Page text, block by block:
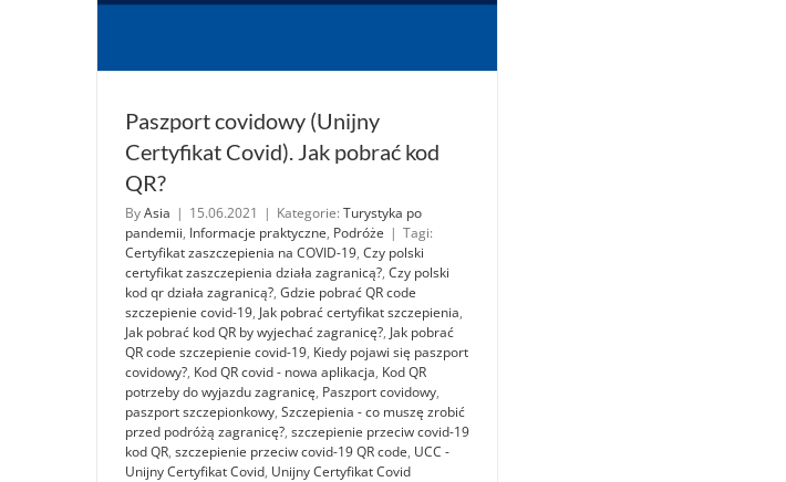
Paszport covidowy (Unijny
Certyfikat Covid). Jak pobrać kod
QR?
ByAsia | 15.06.2021 | Kategorie: Turystyka po
pandemii, Informacje praktyczne, Podróże | Tagi:
Certyfikat zaszczepienia na COVID-19, Czy polski
certyfikat zaszczepienia działa zagranicą?, Czy polski
kod qr działa zagranicą?, Gdzie pobrać QR code
szczepienie covid-19, Jak pobrać certyfikat szczepienia,
Jak pobrać kod QR by wyjechać zagranicę?, Jak pobrać
QR code szczepienie covid-19, Kiedy pojawi się paszport
covidowy?, Kod QR covid - nowa aplikacja, Kod QR
potrzeby do wyjazdu zagranicę, Paszport covidowy,
paszport szczepionkowy, Szczepienia - co muszę zrobić
przed podróżą zagranicę?, szczepienie przeciw covid-19
kod QR, szczepienie przeciw covid-19 QR code, UCC -
Unijny Certyfikat Covid, Unijny Certyfikat Covid